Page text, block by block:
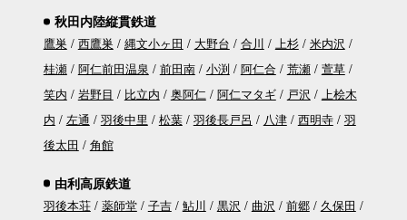
秋田内陸縦貫鉄道
鷹巣 西鷹巣 縄文小ヶ田 大野台 合川 上杉
米内沢
桂瀬
阿仁前田温泉 前田南 小渕 阿仁合 荒瀬
萱草
笑内
岩野目 比立内 奥阿仁 阿仁マタギ 戸沢
上桧木
内
左通 羽後中里 松葉 羽後長戸呂 八津 西明寺
羽
後太田
角館
由利高原鉄道
羽後本荘 薬師堂 子吉 鮎川 黒沢 曲沢 前郷 久保田